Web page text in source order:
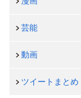
芸能
動画
ツイートまとめ